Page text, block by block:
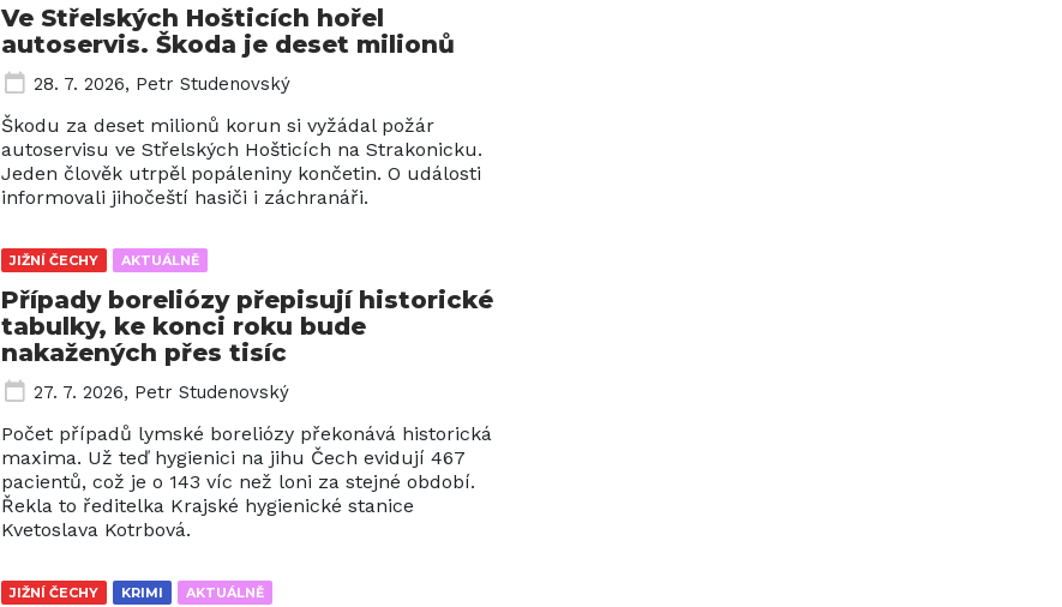
Ve Střelských Hošticích hořel
autoservis. Škoda je deset milionů
28. 7. 2026, Petr Studenovský
Škodu za deset milionů korun si vyžádal požár
autoservisu ve Střelských Hošticích na Strakonicku.
Jeden člověk utrpěl popáleniny končetin. O události
informovali jihočeští hasiči i záchranáři.
JIŽNÍ ČECHY AKTUÁLNĚ
Případy boreliózy přepisují historické
tabulky, ke konci roku bude
nakažených přes tisíc
27. 7. 2026, Petr Studenovský
Počet případů lymské boreliózy překonává historická
maxima. Už teď hygienici na jihu Čech evidují 467
pacientů, což je o 143 víc než loni za stejné období.
Řekla to ředitelka Krajské hygienické stanice
Kvetoslava Kotrbová.
JIŽNÍ ČECHY KRIMI AKTUÁLNĚ